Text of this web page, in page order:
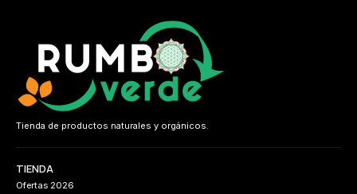
Tienda de productos naturales y orgánicos.
TIENDA
Ofertas 2026